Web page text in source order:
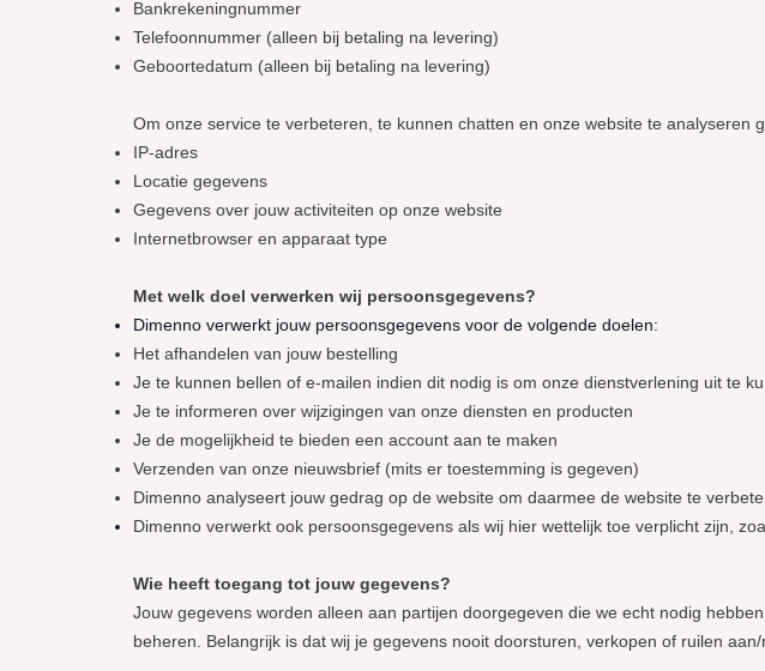
Bankrekeningnummer
Telefoonnummer (alleen bij betaling na levering)
Geboortedatum (alleen bij betaling na levering)
Om onze service te verbeteren, te kunnen chatten en onze website te analyseren
IP-adres
Locatie gegevens
Gegevens over jouw activiteiten op onze website
Internetbrowser en apparaat type
Met welk doel verwerken wij persoonsgegevens?
Dimenno verwerkt jouw persoonsgegevens voor de volgende doelen:
Het afhandelen van jouw bestelling
Je te kunnen bellen of e-mailen indien dit nodig is om onze dienstverlening uit te
Je te informeren over wijzigingen van onze diensten en producten
Je de mogelijkheid te bieden een account aan te maken
Verzenden van onze nieuwsbrief (mits er toestemming is gegeven)
Dimenno analyseert jouw gedrag op de website om daarmee de website te
Dimenno verwerkt ook persoonsgegevens als wij hier wettelijk toe verplicht zijn,
Wie heeft toegang tot jouw gegevens?
Jouw gegevens worden alleen aan partijen doorgegeven die we echt nodig
beheren. Belangrijk is dat wij je gegevens nooit doorsturen, verkopen of ruilen aan/